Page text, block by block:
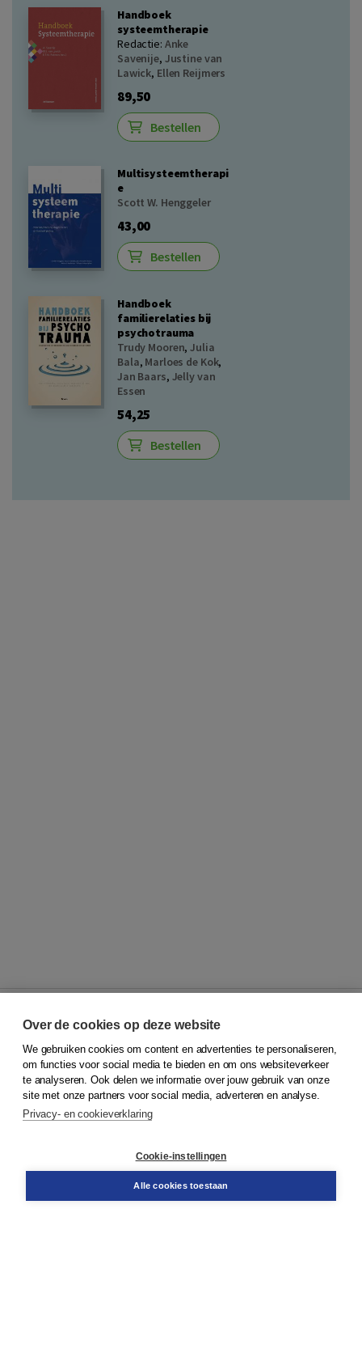
Handboek
systeemtherapie
Redactie: Anke
Savenije, Justine van
Lawick, Ellen Reijmers
89,50
Bestellen
Multisysteemtherapi
e
Scott W. Henggeler
43,00
Bestellen
Handboek
familierelaties bij
psychotrauma
Trudy Mooren,Julia
Bala, Marloes de Kok,
Jan Baars, Jelly van
Essen
54,25
Bestellen
© 2026Koninklijke Boom uitgevers
Klantenservice
Service & informatie
Contact
Over de cookies op deze website
We gebruiken cookies om content en advertenties te personaliseren,
om functies voor social media te bieden en om ons websiteverkeer
te analyseren. Ook delen we informatie over jouw gebruik van onze
site met onze partners voor social media, adverteren en analyse.
Privacy- en cookieverklaring
Cookie-instellingen
Alle cookies toestaan